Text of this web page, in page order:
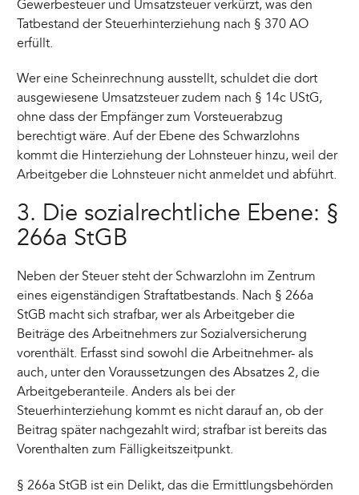
Gewerbesteuer und Umsatzsteuer verkürzt, was den
Tatbestand der Steuerhinterziehung nach § 370 AO
erfüllt.
Wer eine Scheinrechnung ausstellt, schuldet die dort
ausgewiesene Umsatzsteuer zudem nach § 14c UStG,
ohne dass der Empfänger zum Vorsteuerabzug
berechtigt wäre. Auf der Ebene des Schwarzlohns
kommt die Hinterziehung der Lohnsteuer hinzu, weil der
Arbeitgeber die Lohnsteuer nicht anmeldet und abführt.
3. Die sozialrechtliche Ebene: §
266a StGB
Neben der Steuer steht der Schwarzlohn im Zentrum
eines eigenständigen Straftatbestands. Nach § 266a
StGB macht sich strafbar, wer als Arbeitgeber die
Beiträge des Arbeitnehmers zur Sozialversicherung
vorenthält. Erfasst sind sowohl die Arbeitnehmer- als
auch, unter den Voraussetzungen des Absatzes 2, die
Arbeitgeberanteile. Anders als bei der
Steuerhinterziehung kommt es nicht darauf an, ob der
Beitrag später nachgezahlt wird; strafbar ist bereits das
Vorenthalten zum Fälligkeitszeitpunkt.
§ 266a StGB ist ein Delikt, das die Ermittlungsbehörden